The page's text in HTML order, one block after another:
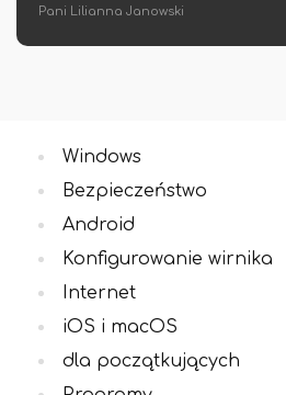
Pani Lilianna Janowski
Windows
Bezpieczeństwo
Android
Konfigurowanie wirnika
Internet
iOS i macOS
dla początkujących